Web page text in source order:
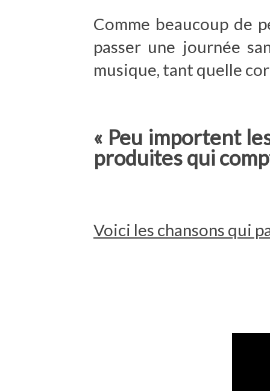
Comme beaucoup de
passer une journée
musique, tant quelle
« Peu importent
produites qui
Voici les chansons qui